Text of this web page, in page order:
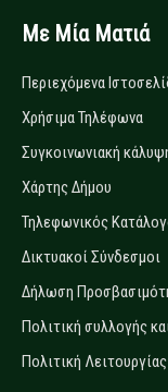
Με Μία Ματιά
Περιεχόμενα
Χρήσιμα Τηλέφωνα
Συγκοινωνιακή
Χάρτης Δήμου
Τηλεφωνικός
Δικτυακοί Σύνδεσμοι
Δήλωση
Πολιτική συλλογής
Πολιτική